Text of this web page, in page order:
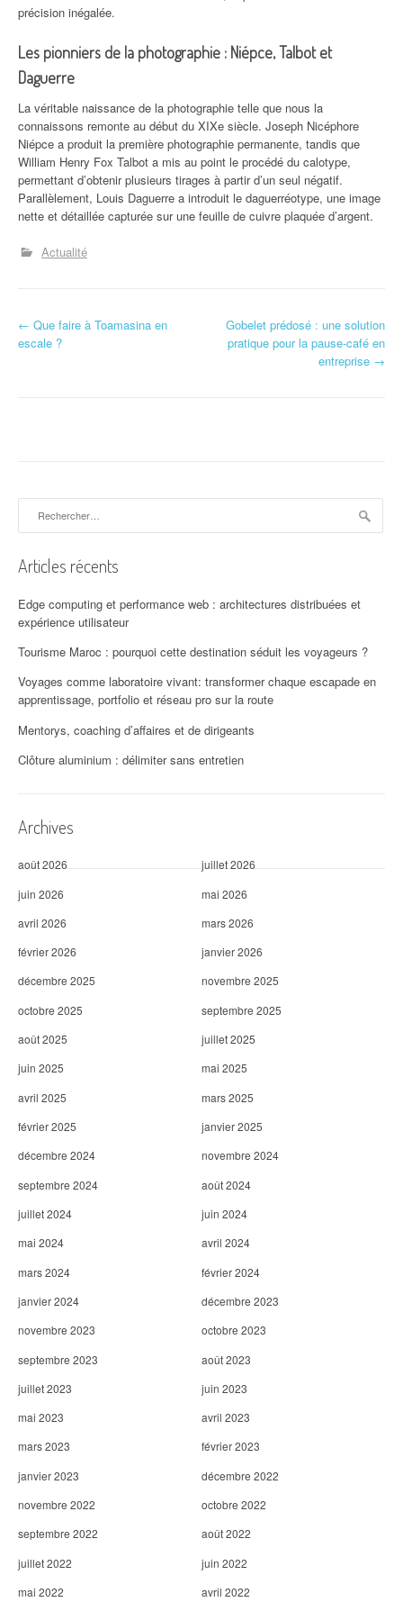
précision inégalée.
Les pionniers de la photographie : Niépce, Talbot et
Daguerre
La véritable naissance de la photographie telle que nous la
connaissons remonte au début du XIXe siècle. Joseph Nicéphore
Niépce a produit la première photographie permanente, tandis que
William Henry Fox Talbot a mis au point le procédé du calotype,
permettant d’obtenir plusieurs tirages à partir d’un seul négatif.
Parallèlement, Louis Daguerre a introduit le daguerréotype, une image
nette et détaillée capturée sur une feuille de cuivre plaquée d’argent.
Actualité
N
a
t
i
o
n
d
'
a
r
i
l
e
← Que faire à Toamasina en
escale ?
Gobelet prédosé : une solution
pratique pour la pause-café en
entreprise →
Articles récents
Edge computing et performance web : architectures distribuées et
expérience utilisateur
Tourisme Maroc : pourquoi cette destination séduit les voyageurs ?
Voyages comme laboratoire vivant: transformer chaque escapade en
apprentissage, portfolio et réseau pro sur la route
Mentorys, coaching d’affaires et de dirigeants
Clôture aluminium : délimiter sans entretien
Archives
août 2026
juillet 2026
juin 2026
mai 2026
avril 2026
mars 2026
février 2026
janvier 2026
décembre 2025
novembre 2025
octobre 2025
septembre 2025
août 2025
juillet 2025
juin 2025
mai 2025
avril 2025
mars 2025
février 2025
janvier 2025
décembre 2024
novembre 2024
septembre 2024
août 2024
juillet 2024
juin 2024
mai 2024
avril 2024
mars 2024
février 2024
janvier 2024
décembre 2023
novembre 2023
octobre 2023
septembre 2023
août 2023
juillet 2023
juin 2023
mai 2023
avril 2023
mars 2023
février 2023
janvier 2023
décembre 2022
novembre 2022
octobre 2022
septembre 2022
août 2022
juillet 2022
juin 2022
mai 2022
avril 2022